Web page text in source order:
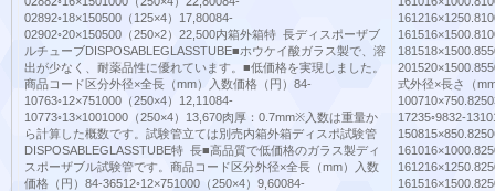
02892◦18×150500（125×4）17,80084-
02902◦20×150500（250×2）22,500内箱外箱特 長ディスポーザブ
ルチューブDISPOSABLEGLASSTUBE■ホウケイ酸ガラス製で、溶
出が少なく、耐薬品性に優れています。■低価格を実現しました。
商品コード区分外径×全長（mm）入数価格（円）84-
10763◦12×751000（250×4）12,11084-
10773◦13×1001000（250×4）13,670肉厚：0.7mm※入数は重量か
ら計算した概数です。試験管立ては別売内箱外箱ディスポ試験管
DISPOSABLEGLASSTUBE特 長■高品質で低価格のガラス製ディ
スポーザブル試験管です。商品コード区分外径×全長（mm）入数
価格（円）84-36512◦12×751000（250×4）9,60084-
式外径×長さ（
17235◦9832-